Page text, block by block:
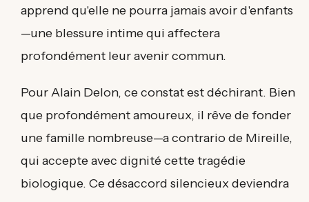
apprend qu'elle ne pourra jamais avoir d'enfants
—une blessure intime qui affectera
profondément leur avenir commun.
Pour Alain Delon, ce constat est déchirant. Bien
que profondément amoureux, il rêve de fonder
une famille nombreuse—a contrario de Mireille,
qui accepte avec dignité cette tragédie
biologique. Ce désaccord silencieux deviendra